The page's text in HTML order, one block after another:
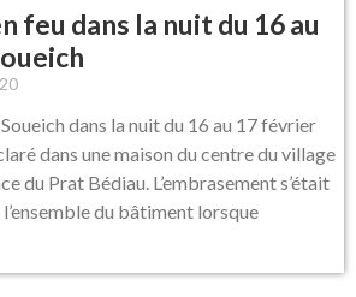
feu dans la nuit du 16 au
dans la nuit du 16 au 17 février
dans une maison du centre du village
du Prat Bédiau. L’embrasement s’était
du bâtiment lorsque